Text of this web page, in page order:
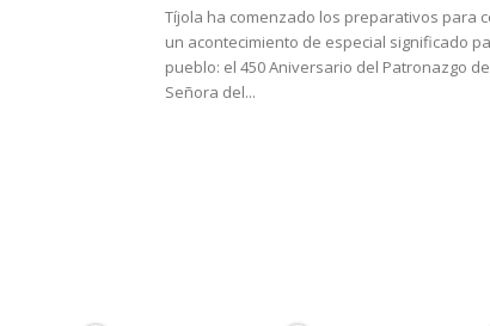
Tíjola ha comenzado los preparativos para
un acontecimiento de especial significado
pueblo: el 450 Aniversario del Patronazgo
Señora del...